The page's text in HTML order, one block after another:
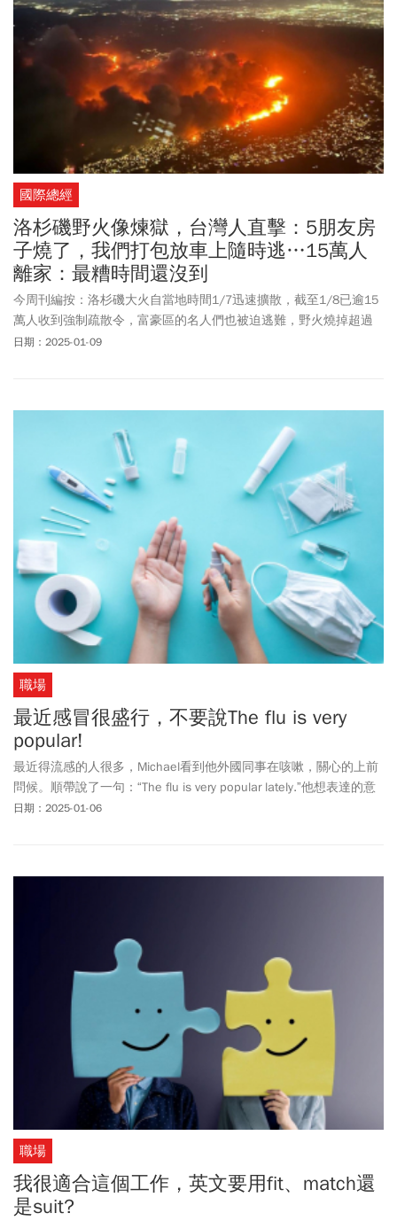
國際總經
洛杉磯野火像煉獄，台灣人直擊：5朋友房
子燒了，我們打包放車上隨時逃…15萬人
離家：最糟時間還沒到
今周刊編按：洛杉磯大火自當地時間1/7迅速擴散，截至1/8已逾15
萬人收到強制疏散令，富豪區的名人們也被迫逃難，野火燒掉超過
8000公頃、上千棟建築物毀了，逾百萬名用戶斷電。洛杉磯搶救史
預計當地風速將在周四（1/9）達到每小時97公里，讓火勢更加難以
控制。位在當地的台灣民眾在朋友群組內描述當地狀況，他說其中
一場野火距離自家約3-4公里處發生，女兒打包整車東西準備好撤
離，準備一接到撤離通知，馬上離開家：「另一個同學燒到隔壁
了，還好火被滅了」「火已經燒到女兒家附近了，認識的朋友中，
有5家房子燒掉了，真是可怕」。這名台灣民眾說，5個朋友都是打
包好東西，放在車上隨時撤退，所以平安無事。
日期：2025-01-09
職場
最近感冒很盛行，不要說The flu is very
popular!
最近得流感的人很多，Michael看到他外國同事在咳嗽，關心的上前
問候。順帶說了一句：“The flu is very popular lately.”他想表達的意
思是最近感冒很盛行。但這麼說有問題嗎？
日期：2025-01-06
職場
我很適合這個工作，英文要用fit、match還
是suit?